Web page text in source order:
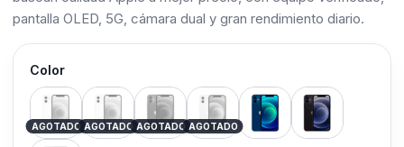
pantalla OLED, 5G, cámara dual y gran rendimiento diario.
Color
White
AGOTADO Pink
AGOTADO Red
AGOTADO Green
AGOTADO Blue Black